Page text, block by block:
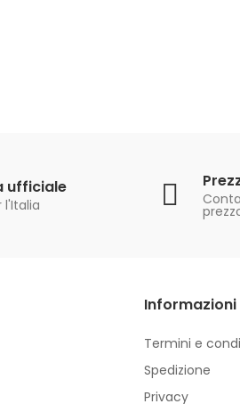
ufficiale
l'Italia
Informazioni
Termini e
Spedizione
Privacy